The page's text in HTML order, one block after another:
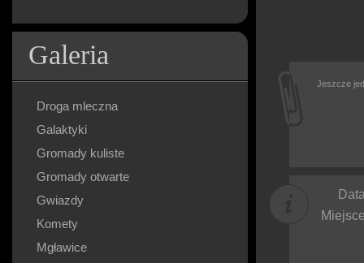
Galeria
Droga mleczna
Galaktyki
Gromady kuliste
Gromady otwarte
Gwiazdy
Komety
Mgławice
Jeszcze